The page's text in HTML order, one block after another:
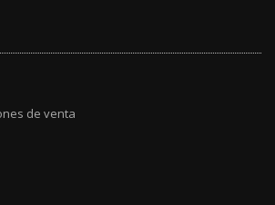
de venta